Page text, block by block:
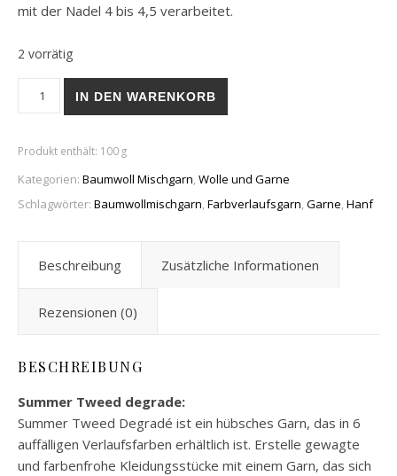
mit der Nadel 4 bis 4,5 verarbeitet.
2 vorrätig
Concept by Katia Summer Tweed Degrade´ (Baumwoll
IN DEN WARENKORB
Produkt enthält: 100 g
Kategorien: Baumwoll Mischgarn,Wolle und Garne
Schlagwörter: Baumwollmischgarn,Farbverlaufsgarn,Garne,Hanf
Beschreibung Zusätzliche Informationen
Rezensionen (0)
BESCHREIBUNG
Summer Tweed degrade:
Summer Tweed Degradé ist ein hübsches Garn, das in 6
auffälligen Verlaufsfarben erhältlich ist. Erstelle gewagte
und farbenfrohe Kleidungsstücke mit einem Garn, das sich